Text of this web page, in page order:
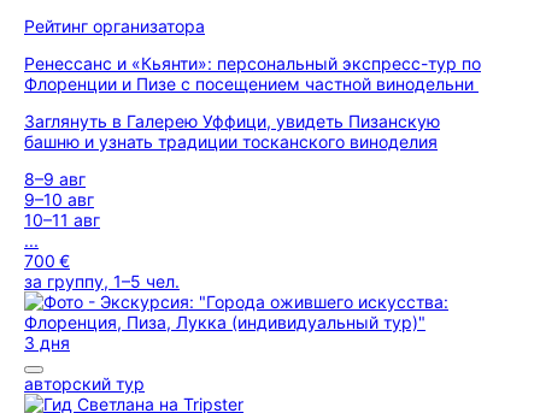
Рейтинг организатора
Ренессанс и «Кьянти»: персональный экспресс-тур по
Флоренции и Пизе с посещением частной винодельни
Заглянуть в Галерею Уффици, увидеть Пизанскую
башню и узнать традиции тосканского виноделия
8–9 авг
9–10 авг
10–11 авг
...
700 €
за группу, 1–5 чел.
3 дня
авторский тур